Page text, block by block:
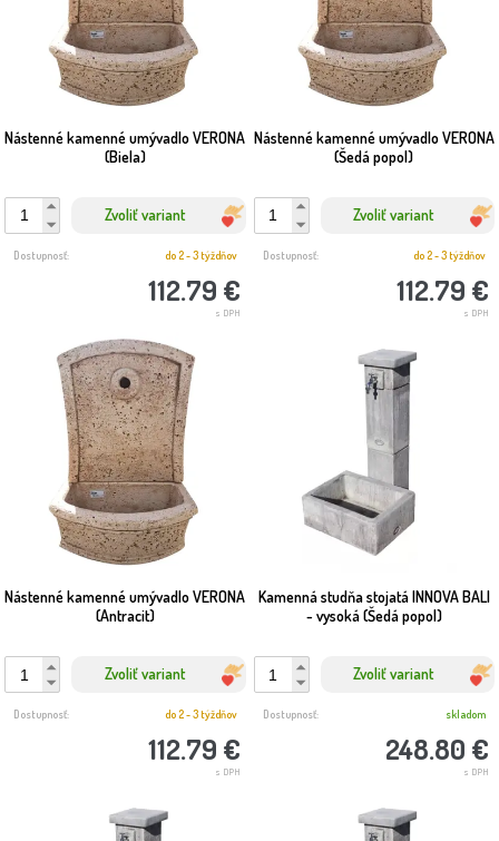
Nástenné kamenné umývadlo VERONA
(Biela)
Zvoliť variant
112.79 €
s DPH
Dostupnosť: do 2 - 3 týždňov
Nástenné kamenné umývadlo VERONA
(Šedá popol)
Zvoliť variant
112.79 €
s DPH
Dostupnosť: do 2 - 3 týždňov
Nástenné kamenné umývadlo VERONA
(Antracit)
Zvoliť variant
112.79 €
s DPH
Dostupnosť: do 2 - 3 týždňov
Kamenná studňa stojatá INNOVA BALI
- vysoká (Šedá popol)
Zvoliť variant
248.80 €
s DPH
Dostupnosť: skladom